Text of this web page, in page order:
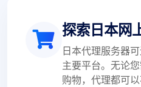
探索日本网
日本代理服务器
主要平台。无论
购物，代理都可